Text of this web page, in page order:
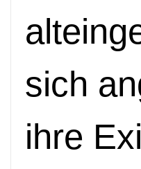
sich
ihre